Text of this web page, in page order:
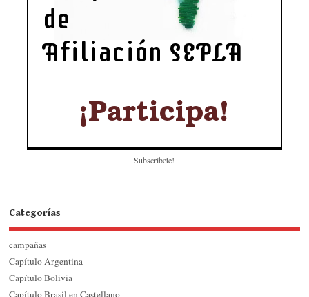
Subscríbete!
Categorías
campañas
Capítulo Argentina
Capítulo Bolivia
Capítulo Brasil en Castellano